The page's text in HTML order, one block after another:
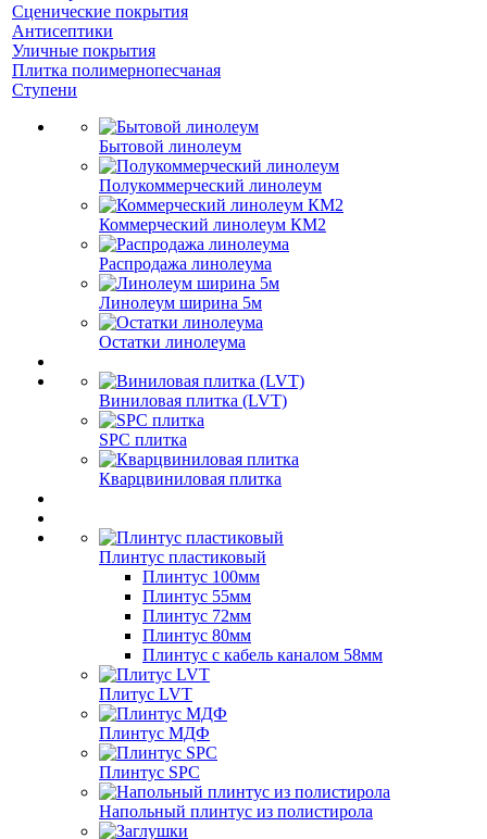
Сценические покрытия
Антисептики
Уличные покрытия
Плитка полимернопесчаная
Ступени
Бытовой линолеум
Полукоммерческий линолеум
Коммерческий линолеум КМ2
Распродажа линолеума
Линолеум ширина 5м
Остатки линолеума
Виниловая плитка (LVT)
SPC плитка
Кварцвиниловая плитка
Плинтус пластиковый
Плинтус 100мм
Плинтус 55мм
Плинтус 72мм
Плинтус 80мм
Плинтус с кабель каналом 58мм
Плитус LVT
Плинтус МДФ
Плинтус SPC
Напольный плинтус из полистирола